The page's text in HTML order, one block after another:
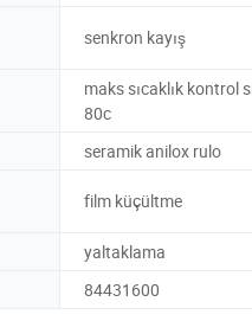
senkron kayış
maks sıcaklık kontrol
80c
seramik anilox rulo
film küçültme
yaltaklama
84431600